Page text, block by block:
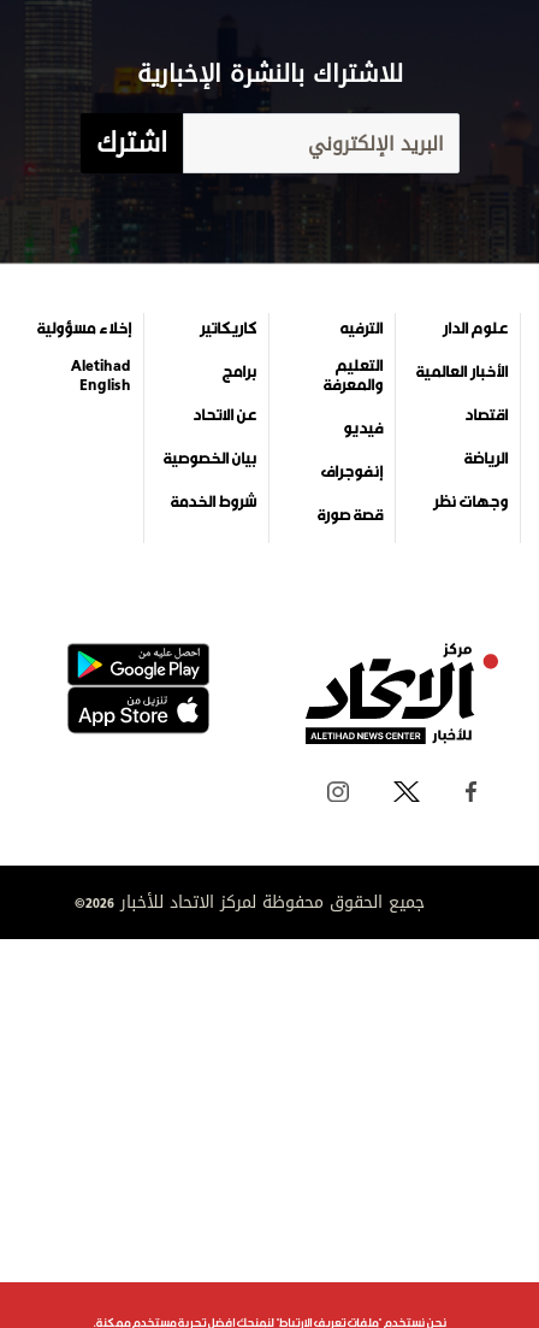
للاشتراك بالنشرة الإخبارية
اشترك
علوم الدار
الأخبار العالمية
اقتصاد
الرياضة
وجهات نظر
الترفيه
التعليم
والمعرفة
فيديو
إنفوجراف
قصة صورة
كاريكاتير
برامج
عن الاتحاد
بيان الخصوصية
شروط الخدمة
إخلاء مسؤولية
Aletihad
English
جميع الحقوق محفوظة لمركز الاتحاد للأخبار 2026©
نحن نستخدم "ملفات تعريف الارتباط" لنمنحك افضل تجربة مستخدم ممكنة.